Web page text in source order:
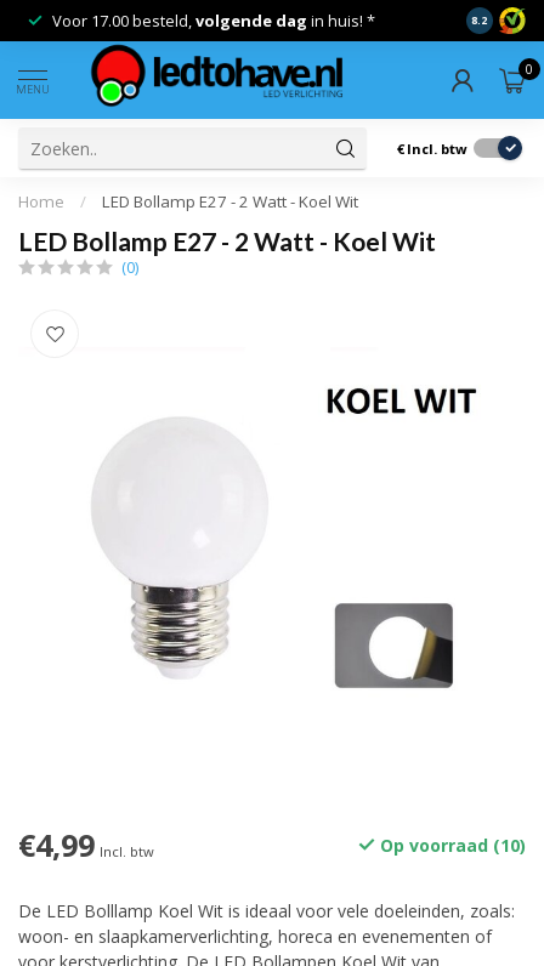
Voor 17.00 besteld,volgende dag in huis! * Gratis
8.2
MENU
0
€ Incl. btw
Home / LED Bollamp E27 - 2 Watt - Koel Wit
LED Bollamp E27 - 2 Watt - Koel Wit
(0)
€4,99 Incl. btw Op voorraad (10)
De LED Bolllamp Koel Wit is ideaal voor vele doeleinden, zoals:
woon- en slaapkamerverlichting, horeca en evenementen of